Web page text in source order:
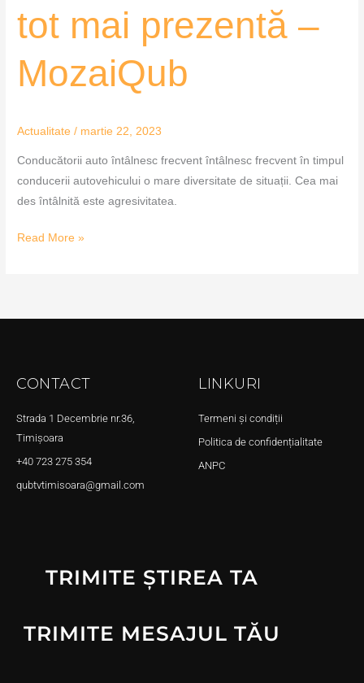
tot mai prezentă –
MozaiQub
Actualitate / martie 22, 2023
Conducătorii auto întâlnesc frecvent întâlnesc frecvent în timpul
conducerii autovehicului o mare diversitate de situații. Cea mai
des întâlnită este agresivitatea.
tot
prezentă
–
Read More »
CONTACT
Strada 1 Decembrie nr.36,
Timișoara
+40 723 275 354
qubtvtimisoara@gmail.com
LINKURI
Termeni și condiții
Politica de confidențialitate
ANPC
TRIMITE ȘTIREA TA
TRIMITE MESAJUL TĂU